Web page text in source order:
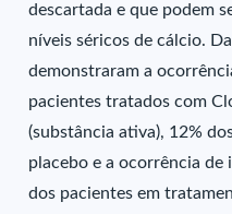
descartada e que podem
níveis séricos de cálcio.
demonstraram a
pacientes tratados com
(substância ativa), 12%
placebo e a ocorrência de
dos pacientes em